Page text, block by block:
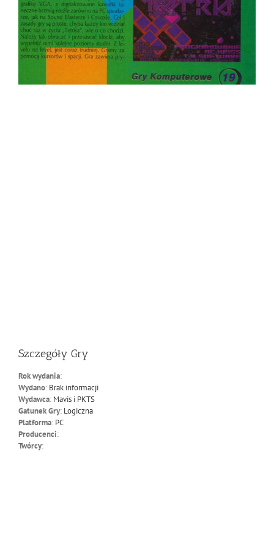
Szczegóły Gry
Rok wydania:
Wydano: Brak informacji
Wydawca: Mavis i PKTS
Gatunek Gry: Logiczna
Platforma: PC
Producenci:
Twórcy: